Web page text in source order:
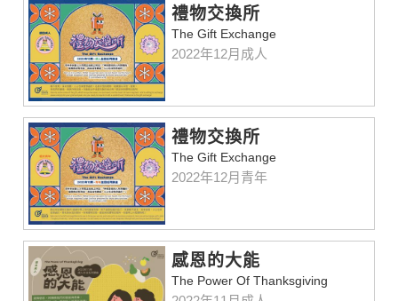
禮物交換所
The Gift Exchange
2022年12月成人
禮物交換所
The Gift Exchange
2022年12月青年
感恩的大能
The Power Of Thanksgiving